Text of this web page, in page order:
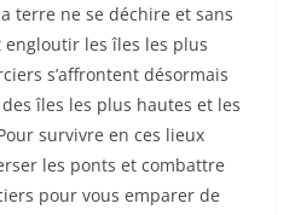
terre ne se déchire et sans
les îles les plus
s’affrontent désormais
îles les plus hautes et les
survivre en ces lieux
les ponts et combattre
pour vous emparer de